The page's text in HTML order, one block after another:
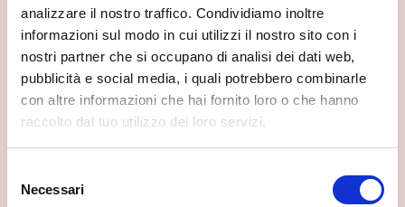
analizzare il nostro traffico. Condividiamo inoltre
informazioni sul modo in cui utilizzi il nostro sito con i
nostri partner che si occupano di analisi dei dati web,
pubblicità e social media, i quali potrebbero combinarle
con altre informazioni che hai fornito loro o che hanno
raccolto dal tuo utilizzo dei loro servizi.
delNecessari